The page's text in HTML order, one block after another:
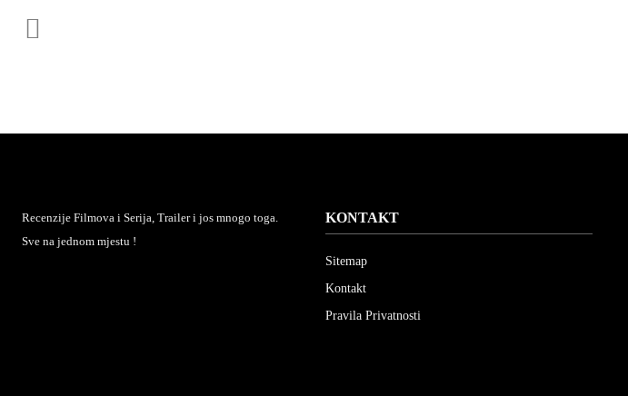
Recenzije Filmova i Serija, Trailer i jos mnogo toga.
Sve na jednom mjestu !
KONTAKT
Sitemap
Kontakt
Pravila Privatnosti